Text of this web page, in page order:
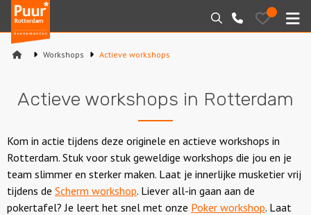
Puur*
Rotterdam
bedrijfsuitjes
Zoeken
010-
7271205
Bewaarde
uitjes
Arrangementen
Varen
Sport en spel
Workshops
Workshops Actieve workshops
Actieve workshops in Rotterdam
Kom in actie tijdens deze originele en actieve workshops in
Rotterdam. Stuk voor stuk geweldige workshops die jou en je
team slimmer en sterker maken. Laat je innerlijke musketier vrij
tijdens de Scherm workshop. Liever all-in gaan aan de
pokertafel? Je leert het snel met onze Poker workshop. Laat